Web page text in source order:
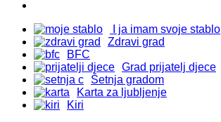
I ja imam svoje stablo
Zdravi grad
BFC
Grad prijatelj djece
Šetnja gradom
Karta za ljubljenje
Kiri